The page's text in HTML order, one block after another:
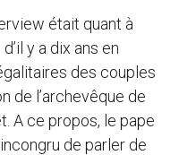
était quant à
y a dix ans en
des couples
de l’archevêque de
A ce propos, le pape
de parler de